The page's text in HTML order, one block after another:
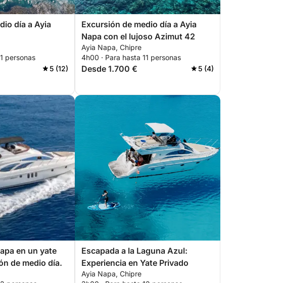
día a Ayia
personas
5 (12)
Excursión de medio día a Ayia
Napa con el lujoso Azimut 42
Ayia Napa, Chipre
4h00 · Para hasta 11 personas
Desde 1.700 € 5 (4)
en un yate
de medio día.
Escapada a la Laguna Azul:
Experiencia en Yate Privado
Ayia Napa, Chipre